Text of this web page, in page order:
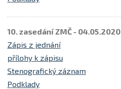
10. zasedání ZMČ - 04.05.2020
Zápis z jednání
přílohy k zápisu
Stenografický záznam
Podklady